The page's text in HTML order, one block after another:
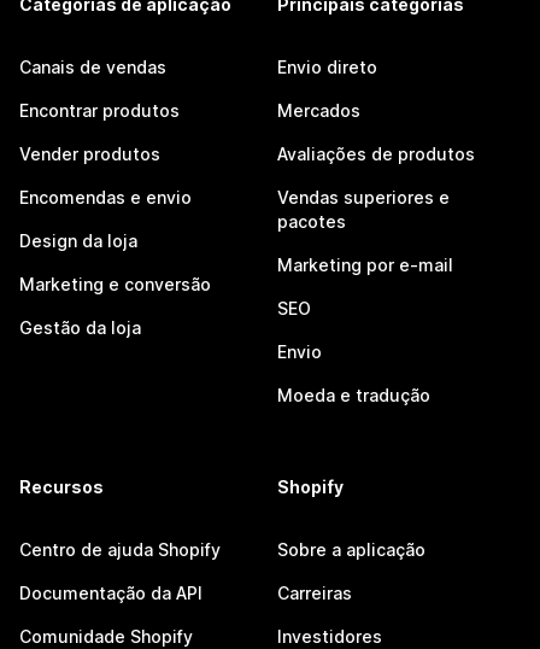
Categorias de aplicação
Canais de vendas
Encontrar produtos
Vender produtos
Encomendas e envio
Design da loja
Marketing e conversão
Gestão da loja
Principais categorias
Envio direto
Mercados
Avaliações de produtos
Vendas superiores e
pacotes
Marketing por e-mail
SEO
Envio
Moeda e tradução
Recursos
Centro de ajuda Shopify
Documentação da API
Comunidade Shopify
Shopify
Sobre a aplicação
Carreiras
Investidores